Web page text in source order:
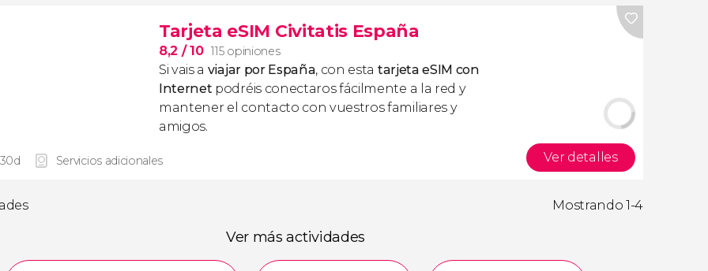
Tarjeta eSIM Civitatis España
8,2 / 10 115 opiniones
Si vais a viajar por España, con esta tarjeta eSIM con
Internet podréis conectaros fácilmente a la red y
mantener el contacto con vuestros familiares y
amigos.
Servicios adicionales Ver detalles
Mostrando 1-4
Ver más actividades